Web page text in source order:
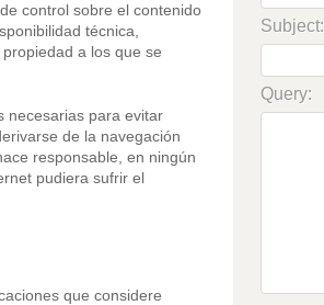
control sobre el contenido
técnica,
a los que se
necesarias para evitar
de la navegación
responsable, en ningún
pudiera sufrir el
que considere
Subject:
Query: